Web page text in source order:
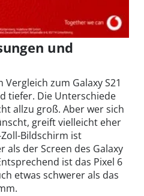
und
Vergleich zum Galaxy S21
tiefer. Die Unterschiede
allzu groß. Aber wer sich
greift vielleicht eher
Bildschirm ist
als der Screen des Galaxy
ist das Pixel 6
etwas schwerer als das